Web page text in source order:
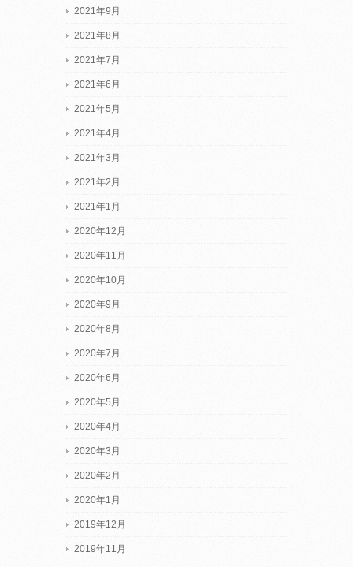
2021年9月
2021年8月
2021年7月
2021年6月
2021年5月
2021年4月
2021年3月
2021年2月
2021年1月
2020年12月
2020年11月
2020年10月
2020年9月
2020年8月
2020年7月
2020年6月
2020年5月
2020年4月
2020年3月
2020年2月
2020年1月
2019年12月
2019年11月